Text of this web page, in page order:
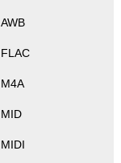
AWB
FLAC
M4A
MID
MIDI